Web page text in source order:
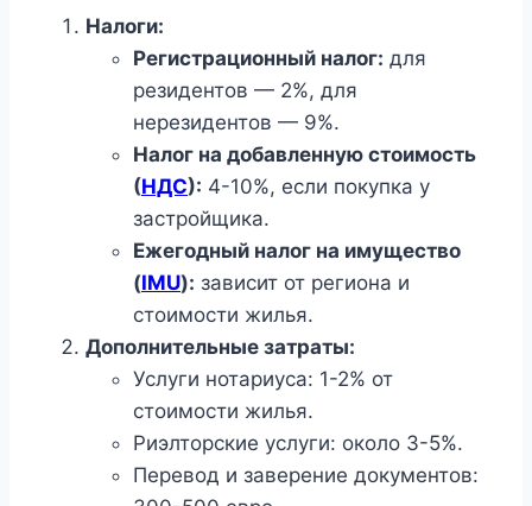
Налоги:
Регистрационный налог: для
резидентов — 2%, для
нерезидентов — 9%.
Налог на добавленную стоимость
(НДС): 4-10%, если покупка у
застройщика.
Ежегодный налог на имущество
(IMU): зависит от региона и
стоимости жилья.
Дополнительные затраты:
Услуги нотариуса: 1-2% от
стоимости жилья.
Риэлторские услуги: около 3-5%.
Перевод и заверение документов: